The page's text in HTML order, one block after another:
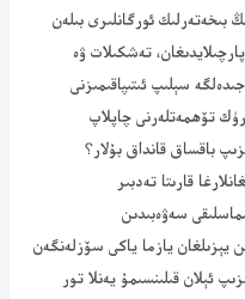
بىخەتەرلىك ئورگانلىرى بىلەن
تەشكىلات ۋە
سېلىپ ئىتىپاقىمىزنى
تۆھمەتلەرنى چاپلاپ
باقساق قانداق بۇلار؟
سەۋەبىدىن
يېزىلغان يازما ياكى سۆزلەنگەن
ئېلان قىلىنسىمۇ يەنلا تور